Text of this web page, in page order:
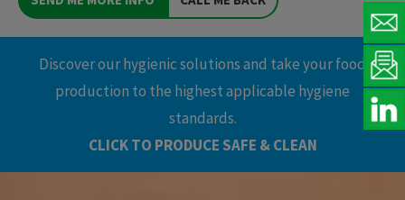
Discover our hygienic solutions and take your food
production to the highest applicable hygiene
standards.
CLICK TO PRODUCE SAFE & CLEAN